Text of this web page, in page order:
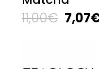
11,00€ El
precio
7,07